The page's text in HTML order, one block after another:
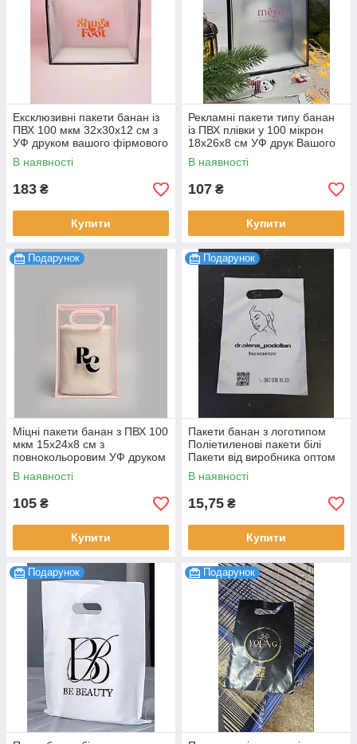
Ексклюзивні пакети банан із
ПВХ 100 мкм 32х30х12 см з
УФ друком вашого фірмового
логотипу 20 шт.
В наявності
183 ₴
Купити
Рекламні пакети типу банан
із ПВХ плівки у 100 мікрон
18х26х8 см УФ друк Вашого
логотипу 20 шт.
В наявності
107 ₴
Купити
Подарунок
Міцні пакети банан з ПВХ 100
мкм 15х24х8 см з
повнокольоровим УФ друком
логотипу на замовлення 20
шт.
В наявності
105 ₴
Купити
Подарунок
Пакети банан з логотипом
Поліетиленові пакети білі
Пакети від виробника оптом
24х17 см до 0.5 кг 100 шт.
В наявності
15,75 ₴
Купити
Подарунок Подарунок